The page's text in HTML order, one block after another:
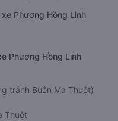
Phương Hồng Linh
Phương Hồng Linh
tránh Buôn Ma Thuột)
Thuột